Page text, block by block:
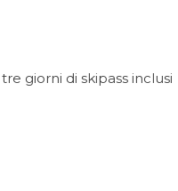
giorni di skipass inclusi